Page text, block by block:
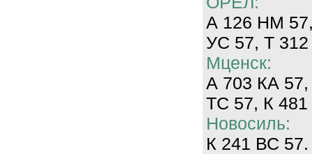
А 126 НМ
УС 57, Т
Мценск:
А 703 КА
ТС 57, К
Новосиль:
К 241 ВС 57.